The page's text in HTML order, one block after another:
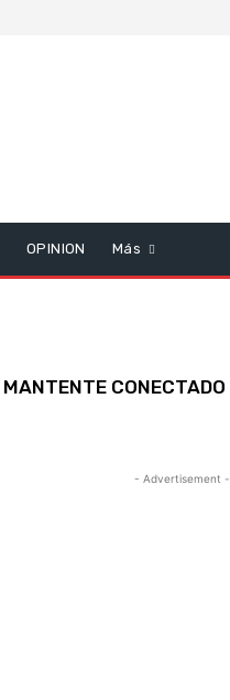
OPINION Más
MANTENTE CONECTADO
- Advertisement -